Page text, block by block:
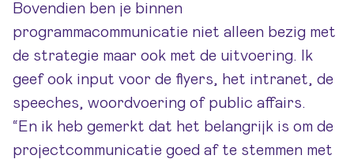
Bovendien ben je binnen
programmacommunicatie niet alleen bezig met
de strategie maar ook met de uitvoering. Ik
geef ook input voor de flyers, het intranet, de
speeches, woordvoering of public affairs.
“En ik heb gemerkt dat het belangrijk is om de
projectcommunicatie goed af te stemmen met